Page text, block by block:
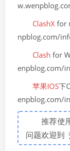
ClashXfor
npblog.com/
Clash for
enpblog.com/
苹果IOS下
enpblog.com/
推荐使
问题欢迎到